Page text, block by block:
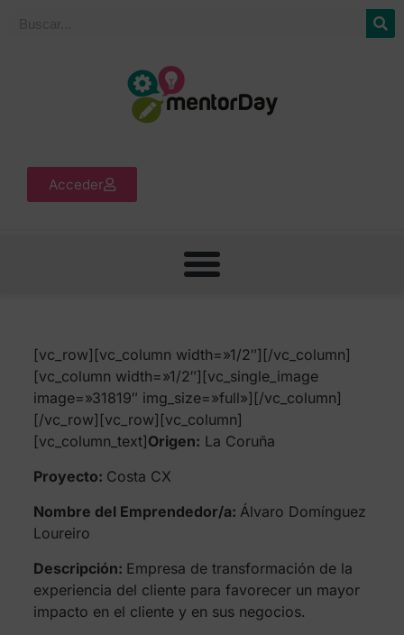
Acceder
[vc_row][vc_column width=»1/2″][/vc_column]
[vc_column width=»1/2″][vc_single_image
image=»31819″ img_size=»full»][/vc_column]
[/vc_row][vc_row][vc_column]
[vc_column_text]Origen: La Coruña
Proyecto: Costa CX
Nombre del Emprendedor/a: Álvaro Domínguez
Loureiro
Descripción: Empresa de transformación de la
experiencia del cliente para favorecer un mayor
impacto en el cliente y en sus negocios.